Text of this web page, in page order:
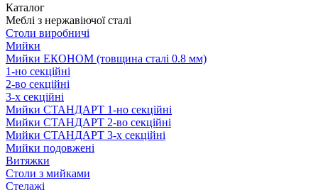
Каталог
Меблі з нержавіючої сталі
Столи виробничі
Мийки
Мийки ЕКОНОМ (товщина сталі 0.8 мм)
1-но секційні
2-во секційні
3-х секційні
Мийки СТАНДАРТ 1-но секційні
Мийки СТАНДАРТ 2-во секційні
Мийки СТАНДАРТ 3-х секційні
Мийки подовжені
Витяжки
Столи з мийками
Стелажі